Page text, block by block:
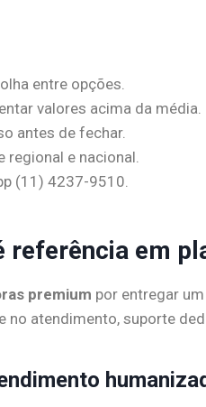
entre opções.
valores acima da média.
antes de fechar.
e nacional.
(11) 4237-9510.
referência em
premium por entregar
atendimento, suporte